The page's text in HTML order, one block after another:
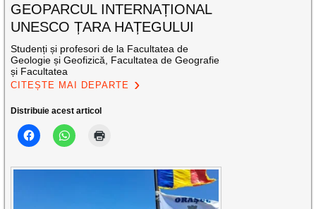
GEOPARCUL INTERNAȚIONAL
UNESCO ȚARA HAȚEGULUI
Studenți și profesori de la Facultatea de
Geologie și Geofizică, Facultatea de Geografie
și Facultatea
CITEȘTE MAI DEPARTE
Distribuie acest articol